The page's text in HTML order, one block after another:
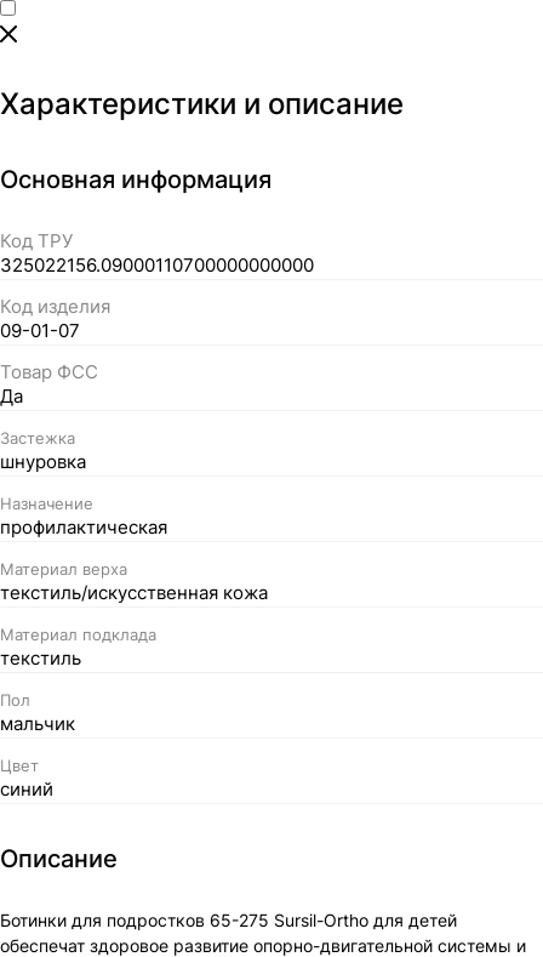
Характеристики и описание
Основная информация
Код ТРУ
325022156.09000110700000000000
Код изделия
09-01-07
Товар ФСС
Да
Застежка
шнуровка
Назначение
профилактическая
Материал верха
текстиль/искусственная кожа
Материал подклада
текстиль
Пол
мальчик
Цвет
синий
Описание
Ботинки для подростков 65-275 Sursil-Ortho для детей
обеспечат здоровое развитие опорно-двигательной системы и